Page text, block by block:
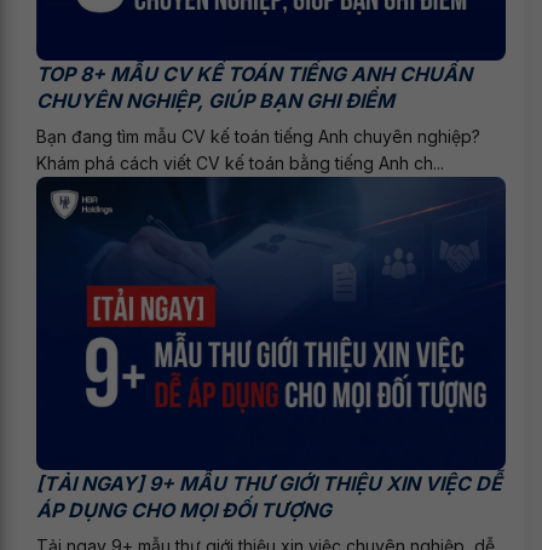
TOP 8+ MẪU CV KẾ TOÁN TIẾNG ANH CHUẨN
CHUYÊN NGHIỆP, GIÚP BẠN GHI ĐIỂM
Bạn đang tìm mẫu CV kế toán tiếng Anh chuyên nghiệp?
Khám phá cách viết CV kế toán bằng tiếng Anh ch...
[TẢI NGAY] 9+ MẪU THƯ GIỚI THIỆU XIN VIỆC DỄ
ÁP DỤNG CHO MỌI ĐỐI TƯỢNG